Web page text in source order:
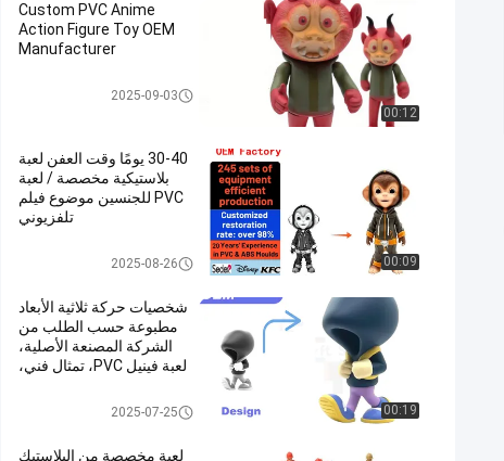
00:12
Custom PVC Anime
Action Figure Toy OEM
Manufacturer
2025-09-03
00:09
30-40 يومًا وقت العفن لعبة
بلاستيكية مخصصة / لعبة
PVC للجنسين موضوع فيلم
تلفزيوني
2025-08-26
00:19
شخصيات حركة ثلاثية الأبعاد
مطبوعة حسب الطلب من
الشركة المصنعة الأصلية،
لعبة فينيل PVC، تمثال فني،
2025-07-25
لعبة مخصصة من البلاستيك